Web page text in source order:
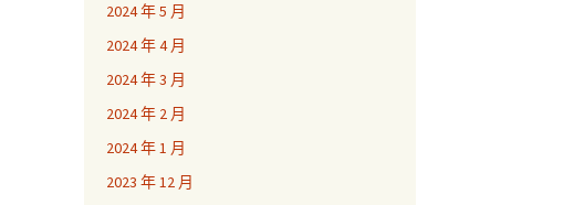
2024 年 5 月
2024 年 4 月
2024 年 3 月
2024 年 2 月
2024 年 1 月
2023 年 12 月